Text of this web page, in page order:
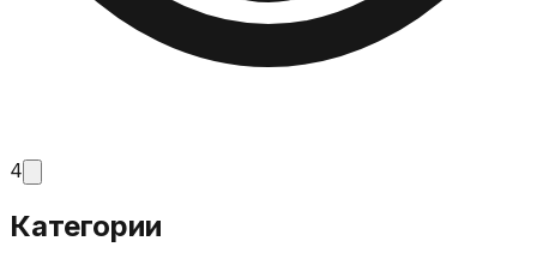
4
Категории